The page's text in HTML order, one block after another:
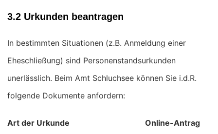
3.2 Urkunden beantragen
In bestimmten Situationen (z.B. Anmeldung einer
Eheschließung) sind Personenstandsurkunden
unerlässlich. Beim Amt Schluchsee können Sie i.d.R.
folgende Dokumente anfordern:
Art der Urkunde Online-Antrag